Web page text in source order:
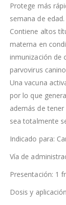
Protege más
semana de edad.
Contiene altos
materna en
inmunización de
parvovirus
Una vacuna
por lo que
además de
sea totalmente
Indicado para:
Vía de
Presentación: 1
Dosis y